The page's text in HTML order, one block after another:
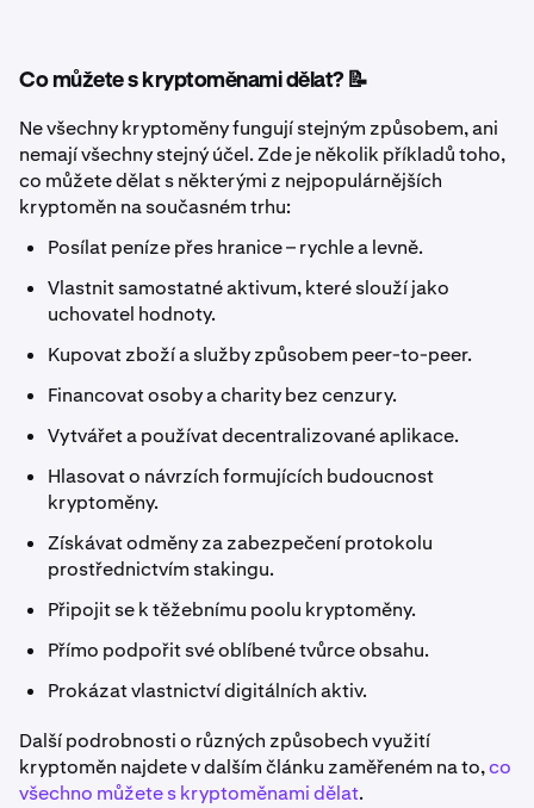
Co můžete s kryptoměnami dělat? 📝
Ne všechny kryptoměny fungují stejným způsobem, ani
nemají všechny stejný účel. Zde je několik příkladů toho,
co můžete dělat s některými z nejpopulárnějších
kryptoměn na současném trhu:
Posílat peníze přes hranice – rychle a levně.
Vlastnit samostatné aktivum, které slouží jako
uchovatel hodnoty.
Kupovat zboží a služby způsobem peer-to-peer.
Financovat osoby a charity bez cenzury.
Vytvářet a používat decentralizované aplikace.
Hlasovat o návrzích formujících budoucnost
kryptoměny.
Získávat odměny za zabezpečení protokolu
prostřednictvím stakingu.
Připojit se k těžebnímu poolu kryptoměny.
Přímo podpořit své oblíbené tvůrce obsahu.
Prokázat vlastnictví digitálních aktiv.
Další podrobnosti o různých způsobech využití
kryptoměn najdete v dalším článku zaměřeném na to,co
všechno můžete s kryptoměnami dělat.